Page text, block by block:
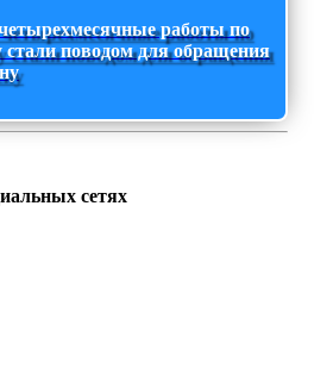
работы по
стали поводом для обращения
сетях